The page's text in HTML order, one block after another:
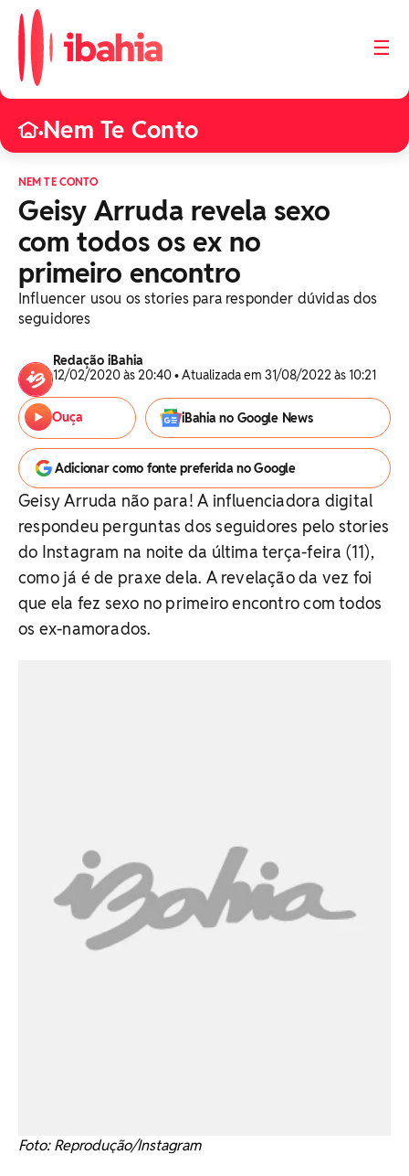
☰
•Nem Te Conto
NEM TE CONTO
Geisy Arruda revela sexo
com todos os ex no
primeiro encontro
Influencer usou os stories para responder dúvidas dos
seguidores
Redação iBahia
12/02/2020 às 20:40 • Atualizada em 31/08/2022 às 10:21
Ouça iBahia no Google News
Adicionar como fonte preferida no Google
Geisy Arruda não para! A influenciadora digital
respondeu perguntas dos seguidores pelo stories
do Instagram na noite da última terça-feira (11),
como já é de praxe dela. A revelação da vez foi
que ela fez sexo no primeiro encontro com todos
os ex-namorados.
Foto: Reprodução/Instagram